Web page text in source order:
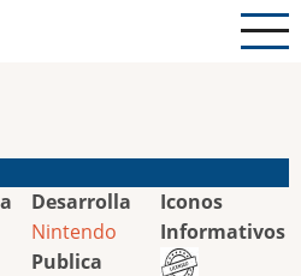
Desarrolla
Nintendo
Publica
Iconos
Informativos